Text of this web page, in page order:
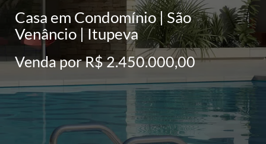
Casa em Condomínio | São
Venâncio | Itupeva
Venda por R$ 2.450.000,00